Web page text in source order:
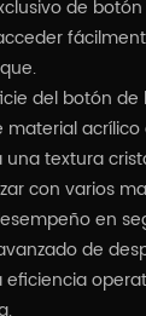
de
del botón
material
una textura
con varios
en
de
eficiencia